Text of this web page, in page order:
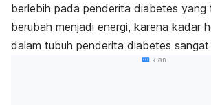
berlebih pada penderita diabetes
berubah menjadi energi, karena kadar
dalam tubuh penderita diabetes sangat
Iklan